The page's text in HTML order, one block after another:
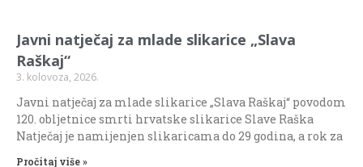
Javni natječaj za mlade slikarice „Slava
Raškaj“
3. kolovoza, 2026.
Javni natječaj za mlade slikarice „Slava Raškaj“ povodom
120. obljetnice smrti hrvatske slikarice Slave Raška
Natječaj je namijenjen slikaricama do 29 godina, a rok za
Pročitaj više »